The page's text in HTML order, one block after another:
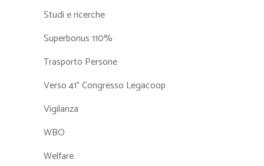
Studi e ricerche
Superbonus 110%
Trasporto Persone
Verso 41° Congresso Legacoop
Vigilanza
WBO
Welfare